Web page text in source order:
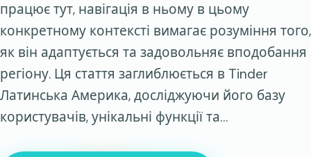
працює тут, навігація в ньому в цьому
конкретному контексті вимагає розуміння того,
як він адаптується та задовольняє вподобання
регіону. Ця стаття заглиблюється в Tinder
Латинська Америка, досліджуючи його базу
користувачів, унікальні функції та…